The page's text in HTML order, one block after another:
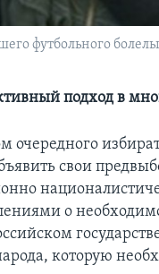
футбольного
подход в
свои
о
которую